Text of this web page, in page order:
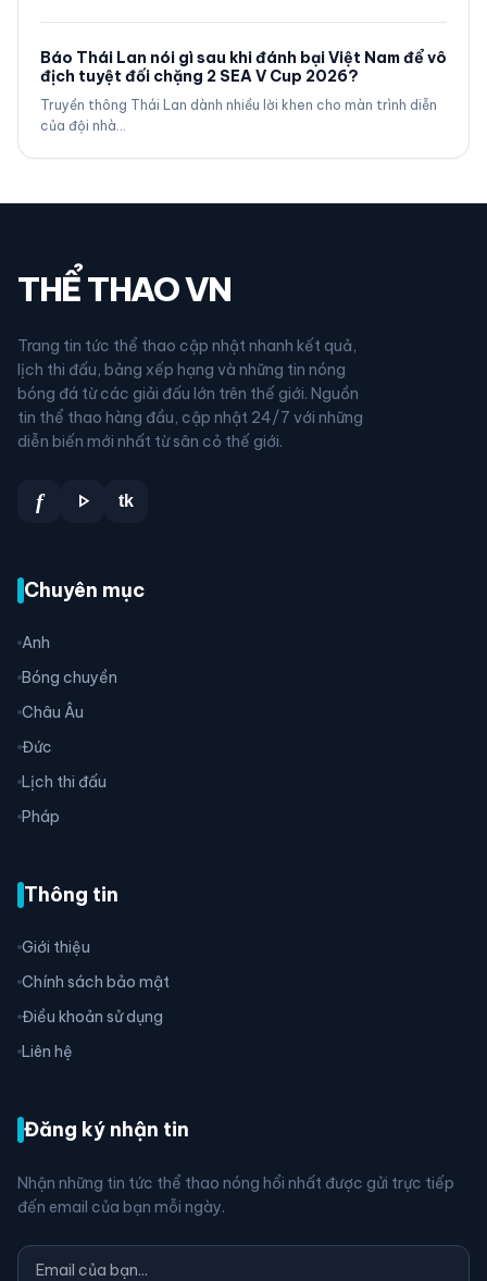
Báo Thái Lan nói gì sau khi đánh bại Việt Nam để vô
địch tuyệt đối chặng 2 SEA V Cup 2026?
Truyền thông Thái Lan dành nhiều lời khen cho màn trình diễn
của đội nhà…
THỂ THAO VN
Trang tin tức thể thao cập nhật nhanh kết quả,
lịch thi đấu, bảng xếp hạng và những tin nóng
bóng đá từ các giải đấu lớn trên thế giới. Nguồn
tin thể thao hàng đầu, cập nhật 24/7 với những
diễn biến mới nhất từ sân cỏ thế giới.
f play_arrow tk
Chuyên mục
Anh
Bóng chuyền
Châu Âu
Đức
Lịch thi đấu
Pháp
Thông tin
Giới thiệu
Chính sách bảo mật
Điều khoản sử dụng
Liên hệ
Đăng ký nhận tin
Nhận những tin tức thể thao nóng hổi nhất được gửi trực tiếp
đến email của bạn mỗi ngày.